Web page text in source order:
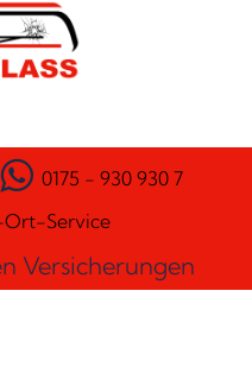
0175 - 930 930 7
Service
Versicherungen